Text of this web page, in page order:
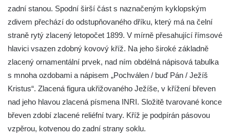
Kříž na návsi v Bukolu
Centrální kříž hřbitova v Hrobčicích
Kříž u silnice z Chouče do Mirošovic
Centrální kříž hřbitova v Chouči
Kříž v ulici V Zátiší v Dobříni
Boží muka u domu čp. 392 na rohu ulic Na
Hradčanech a Palackého v Roudnici nad
Labem
zadní stanou. Spodní širší část s naznačeným kyklopským
zdivem přechází do odstupňovaného dříku, který má na čelní
straně rytý zlacený letopočet 1899. V mírně přesahující římsové
hlavici vsazen zdobný kovový kříž. Na jeho široké základně
zlacený ornamentální prvek, nad ním obdélná nápisová tabulka
s mnoha ozdobami a nápisem „Pochválen / buď Pán / Ježíš
Kristus“. Zlacená figura ukřižovaného Ježíše, v křížení břeven
nad jeho hlavou zlacená písmena INRI. Složitě tvarované konce
břeven zdobí zlacené reliéfní tvary. Kříž je podpírán pásovou
vzpěrou, kotvenou do zadní strany soklu.